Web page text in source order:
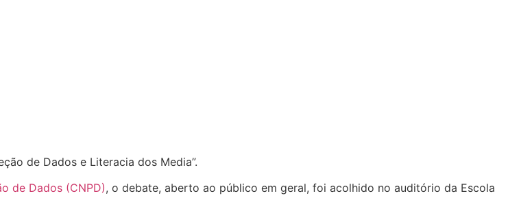
de Dados e Literacia dos Media”.
de Dados (CNPD), o debate, aberto ao público em geral, foi acolhido no auditório da Escola